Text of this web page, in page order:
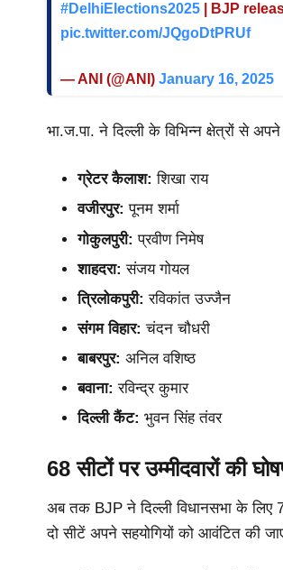
#DelhiElections2025 | BJP
pic.twitter.com/JQgoDtPRUf
— ANI (@ANI) January 16, 2025
भा.ज.पा. ने दिल्ली के विभिन्न क्षेत्रों से
ग्रेटर कैलाश: शिखा राय
वजीरपुर: पूनम शर्मा
गोकुलपुरी: प्रवीण निमेष
शाहदरा: संजय गोयल
त्रिलोकपुरी: रविकांत उज्जैन
संगम विहार: चंदन चौधरी
बाबरपुर: अनिल वशिष्ठ
बवाना: रविन्द्र कुमार
दिल्ली कैंट: भुवन सिंह तंवर
68 सीटों पर उम्मीदवारों की
अब तक BJP ने दिल्ली विधानसभा के लिए
दो सीटें अपने सहयोगियों को आवंटित की